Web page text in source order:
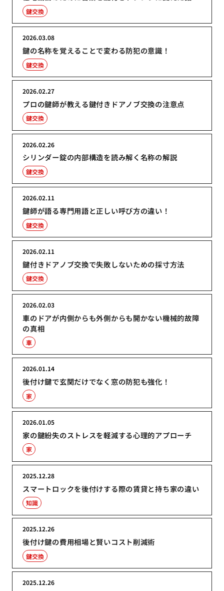
鍵交換
鍵の名称を覚えることで変わる防犯の意識！
2026.03.08
鍵交換
プロの鍵師が教える鍵付きドアノブ交換の注意点
2026.02.27
鍵交換
シリンダー錠の内部構造を読み解く名称の解説
2026.02.26
鍵交換
鍵師が語る専門用語と正しい呼び方の違い！
2026.02.11
鍵交換
鍵付きドアノブ交換で失敗しないための採寸方法
2026.02.11
鍵交換
車のドアが内側からも外側からも開かない機械的故障
の真相
2026.02.03
車
後付け鍵で玄関だけでなく窓の防犯も強化！
2026.01.14
家
家の鍵紛失のストレスを軽減する心理的アプローチ
2026.01.05
家
スマートロックを後付けする際の賃貸と持ち家の違い
2025.12.28
知識
後付け鍵の費用相場と賢いコスト削減術
2025.12.26
鍵交換
2025.12.26